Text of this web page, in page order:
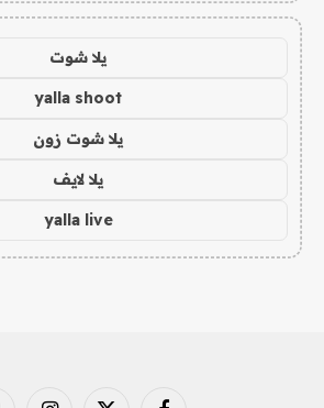
يلا شوت
yalla shoot
يلا شوت زون
يلا لايف
yalla live